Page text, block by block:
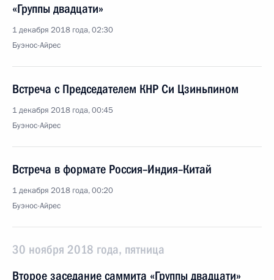
«Группы двадцати»
1 декабря 2018 года, 02:30
Буэнос-Айрес
Встреча с Председателем КНР Си Цзиньпином
1 декабря 2018 года, 00:45
Буэнос-Айрес
Встреча в формате Россия–Индия–Китай
1 декабря 2018 года, 00:20
Буэнос-Айрес
30 ноября 2018 года, пятница
Второе заседание саммита «Группы двадцати»